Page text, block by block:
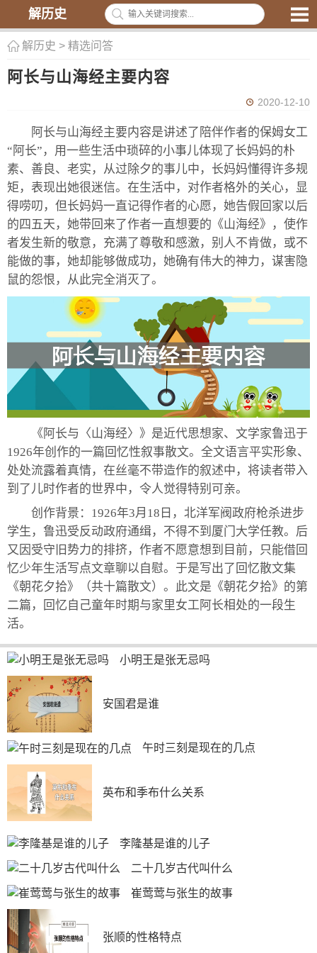
解历史
解历史 > 精选问答
阿长与山海经主要内容
2020-12-10
阿长与山海经主要内容是讲述了陪伴作者的保姆女工
“阿长”，用一些生活中琐碎的小事儿体现了长妈妈的朴
素、善良、老实，从过除夕的事儿中，长妈妈懂得许多规
矩，表现出她很迷信。在生活中，对作者格外的关心，显
得唠叨，但长妈妈一直记得作者的心愿，她告假回家以后
的四五天，她带回来了作者一直想要的《山海经》，使作
者发生新的敬意，充满了尊敬和感激，别人不肯做，或不
能做的事，她却能够做成功，她确有伟大的神力，谋害隐
鼠的怨恨，从此完全消灭了。
《阿长与〈山海经〉》是近代思想家、文学家鲁迅于
1926年创作的一篇回忆性叙事散文。全文语言平实形象、
处处流露着真情，在丝毫不带造作的叙述中，将读者带入
到了儿时作者的世界中，令人觉得特别可亲。
创作背景：1926年3月18日，北洋军阀政府枪杀进步
学生，鲁迅受反动政府通缉，不得不到厦门大学任教。后
又因受守旧势力的排挤，作者不愿意想到目前，只能借回
忆少年生活写点文章聊以自慰。于是写出了回忆散文集
《朝花夕拾》（共十篇散文）。此文是《朝花夕拾》的第
二篇，回忆自己童年时期与家里女工阿长相处的一段生
活。
小明王是张无忌吗
安国君是谁
午时三刻是现在的几点
英布和季布什么关系
李隆基是谁的儿子
二十几岁古代叫什么
崔莺莺与张生的故事
张顺的性格特点